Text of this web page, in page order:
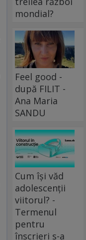
mondial?
Feel good -
după FILIT -
Ana Maria
SANDU
Cum își văd
adolescenții
viitorul? -
Termenul
pentru
înscrieri s-a